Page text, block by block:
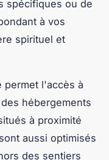
spécifiques ou de
à vos
spirituel et
permet l'accès à
hébergements
à proximité
aussi optimisés
des sentiers